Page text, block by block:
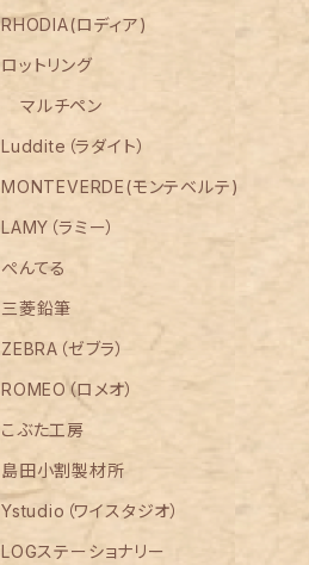
RHODIA(ロディア)
ロットリング
マルチペン
Luddite（ラダイト）
MONTEVERDE(モンテベルテ)
LAMY（ラミー）
ぺんてる
三菱鉛筆
ZEBRA（ゼブラ）
ROMEO（ロメオ）
こぶた工房
島田小割製材所
Ystudio（ワイスタジオ）
LOGステーショナリー